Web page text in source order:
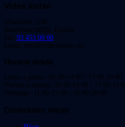
Video Instan
Viladomat, 239
Barcelona 08029. España.
Tel: 93 453 00 00
Email: info@videoinstan.net
Horario tienda
Lunes a jueves: 10:30-14:00 / 17:00-20:00
Viernes y sábado: 10:30-14:00 / 17:00-21:00
Domingo: 11:00-15:00 / 16:00-20:00
Conócenos mejor